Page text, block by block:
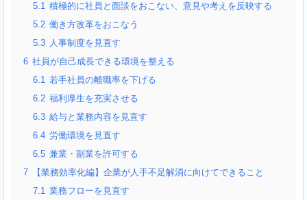
5.1 積極的に社員と面談をおこない、意見や考えを反映する
5.2 働き方改革をおこなう
5.3 人事制度を見直す
6 社員が自己成長できる環境を整える
6.1 若手社員の離職率を下げる
6.2 福利厚生を充実させる
6.3 給与と業務内容を見直す
6.4 労働環境を見直す
6.5 兼業・副業を許可する
7
【業務効率化編】企業が人手不足解消に向けてできること
7.1 業務フローを見直す